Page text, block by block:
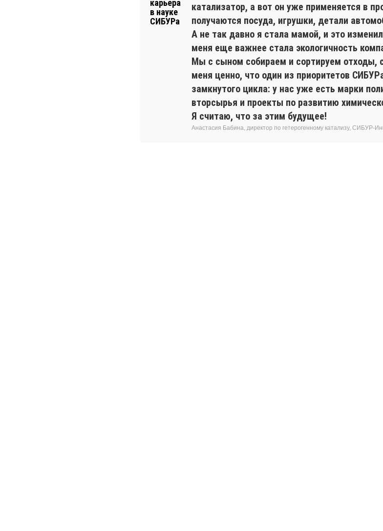
катализатор, а вот он уже применяется в
получаются посуда, игрушки, детали
А не так давно я стала мамой, и это
меня еще важнее стала экологичность
Мы с сыном собираем и сортируем отходы,
меня ценно, что один из приоритетов
замкнутого цикла: у нас уже есть марки
вторсырья и проекты по развитию
Я считаю, что за этим будущее!
Анастасия Бабина, директор по гетерогенному катализу, СИБУР-